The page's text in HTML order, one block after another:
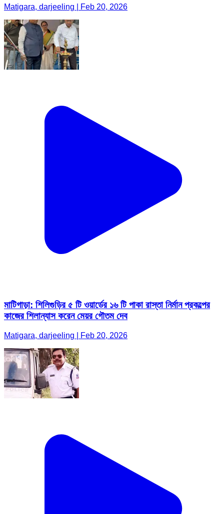
Matigara, darjeeling | Feb 20, 2026
মাটিগাড়া: শিলিগুড়ির ৫ টি ওয়ার্ডের ১৬ টি পাকা রাস্তা নির্মান প্রকল্পের
কাজের শিলান্যাস করেন মেয়র গৌতম দেব
Matigara, darjeeling | Feb 20, 2026